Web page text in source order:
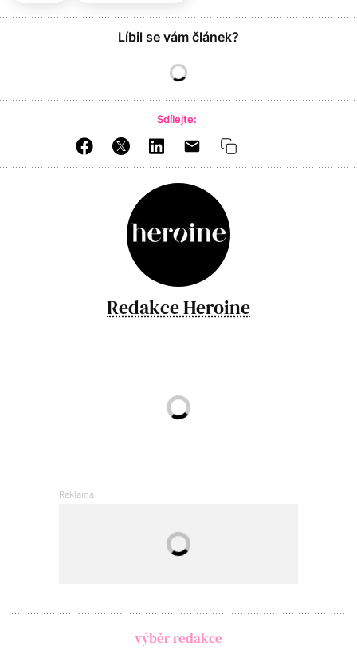
Líbil se vám článek?
Sdílejte:
Redakce Heroine
výběr redakce